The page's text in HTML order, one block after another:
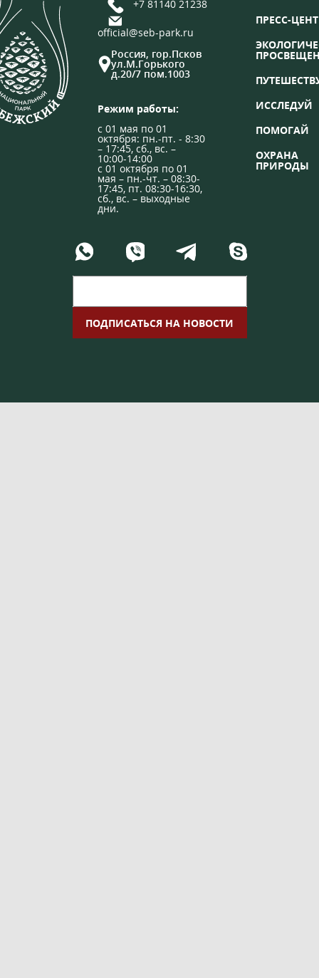
+7 81140 21238
official@seb-park.ru
Россия, гор.Псков
ул.М.Горького
д.20/7 пом.1003
Режим работы:
с 01 мая по 01
октября: пн.-пт. - 8:30
– 17:45, сб., вс. –
10:00-14:00
с 01 октября по 01
мая – пн.-чт. – 08:30-
17:45, пт. 08:30-16:30,
сб., вс. – выходные
дни.
ПРЕСС-
ИССЛЕДУЙ
ПОМОГАЙ
ОХРАНА
ПРИРОДЫ